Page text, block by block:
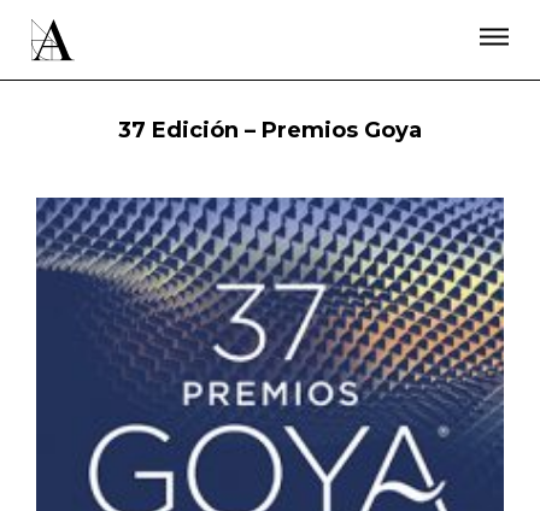
37 Edición – Premios Goya
RESIDENCIAS
NEWSLETTER